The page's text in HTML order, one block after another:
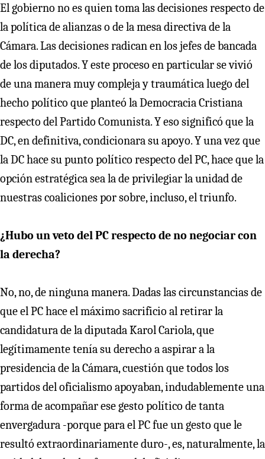
El gobierno no es quien toma las decisiones respecto de
la política de alianzas o de la mesa directiva de la
Cámara. Las decisiones radican en los jefes de bancada
de los diputados. Y este proceso en particular se vivió
de una manera muy compleja y traumática luego del
hecho político que planteó la Democracia Cristiana
respecto del Partido Comunista. Y eso significó que la
DC, en definitiva, condicionara su apoyo. Y una vez que
la DC hace su punto político respecto del PC, hace que la
opción estratégica sea la de privilegiar la unidad de
nuestras coaliciones por sobre, incluso, el triunfo.
¿Hubo un veto del PC respecto de no negociar con
la derecha?
No, no, de ninguna manera. Dadas las circunstancias de
que el PC hace el máximo sacrificio al retirar la
candidatura de la diputada Karol Cariola, que
legítimamente tenía su derecho a aspirar a la
presidencia de la Cámara, cuestión que todos los
partidos del oficialismo apoyaban, indudablemente una
forma de acompañar ese gesto político de tanta
envergadura -porque para el PC fue un gesto que le
resultó extraordinariamente duro-, es, naturalmente, la